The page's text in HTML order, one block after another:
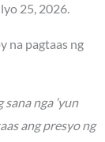
25, 2026.
na pagtaas ng
nga ‘yun
ang presyo ng